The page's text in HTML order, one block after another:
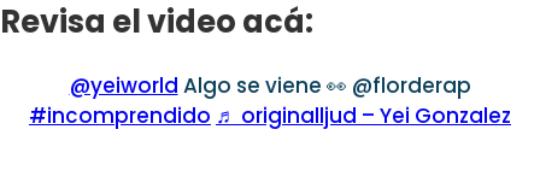
Revisa el video acá:
@yeiworld Algo se viene 👀 @florderap
#incomprendido ♬ originalljud – Yei Gonzalez